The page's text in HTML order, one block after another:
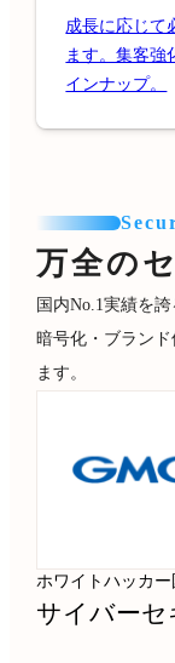
成長に応じて
ます。集客強
インナップ。
万全の
国内No.1実績を
暗号化・ブラン
ます。
ホワイトハッカー
サイバーセ